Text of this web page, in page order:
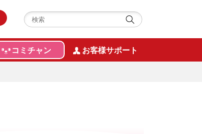
コミチャン お客様サポート